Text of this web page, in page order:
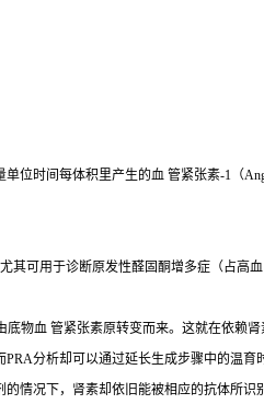
位时间每体积里产生的血 管紧张素-1（
其可用于诊断原发性醛固酮增多症（占
物血 管紧张素原转变而来。这就在依赖
分析却可以通过延长生成步骤中的温育
情况下，肾素却依旧能被相应的抗体所识